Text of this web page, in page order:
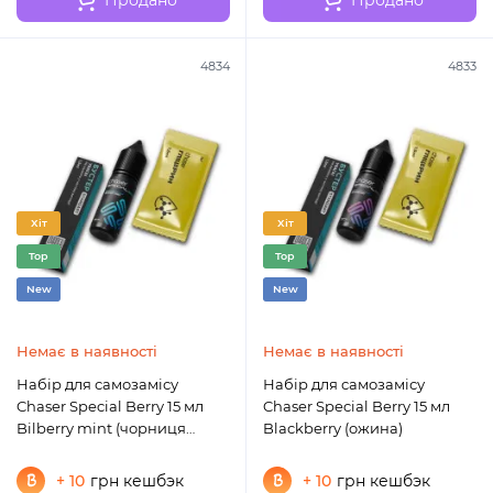
4834
Хіт
Top
New
Немає в наявності
Набір для самозамісу
Chaser Special Berry 15 мл
Bilberry mint (чорниця
+ 10 грн кешбэк
4833
Хіт
Top
New
Немає в наявності
Набір для самозамісу
Chaser Special Berry 15 мл
Blackberry (oжина)
+ 10 грн кешбэк